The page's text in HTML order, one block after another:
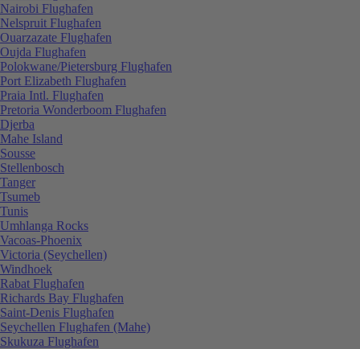
Nairobi Flughafen
Nelspruit Flughafen
Ouarzazate Flughafen
Oujda Flughafen
Polokwane/Pietersburg Flughafen
Port Elizabeth Flughafen
Praia Intl. Flughafen
Pretoria Wonderboom Flughafen
Djerba
Mahe Island
Sousse
Stellenbosch
Tanger
Tsumeb
Tunis
Umhlanga Rocks
Vacoas-Phoenix
Victoria (Seychellen)
Windhoek
Rabat Flughafen
Richards Bay Flughafen
Saint-Denis Flughafen
Seychellen Flughafen (Mahe)
Skukuza Flughafen